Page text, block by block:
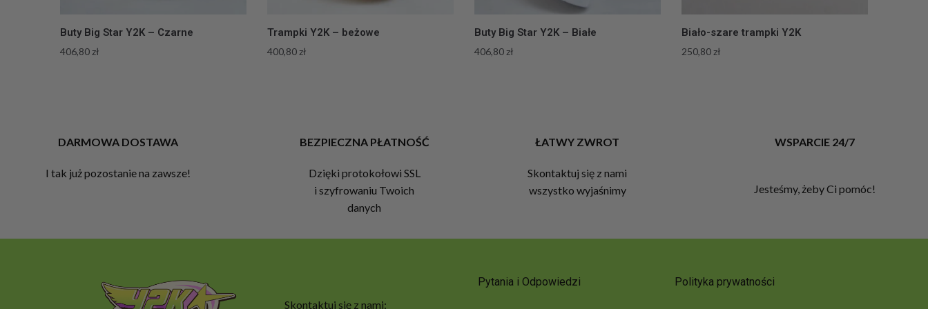
Buty Big Star Y2K – Czarne
406,80zł
Trampki Y2K – beżowe
400,80zł
Buty Big Star Y2K – Białe
406,80zł
Biało-szare trampki Y2K
250,80zł
DARMOWA DOSTAWA
I tak już pozostanie na zawsze!
BEZPIECZNA PŁATNOŚĆ
Dzięki protokołowi SSL
i szyfrowaniu Twoich
danych
ŁATWY ZWROT
Skontaktuj się z nami
wszystko wyjaśnimy
WSPARCIE 24/7
Jesteśmy, żeby Ci pomóc!
Skontaktuj się z nami:
Pytania i Odpowiedzi Polityka prywatności